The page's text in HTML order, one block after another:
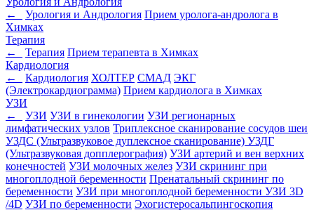
←
Урология и Андрология Прием уролога-андролога в
Химках
Терапия
←
Терапия Прием терапевта в Химках
Кардиология
←
Кардиология ХОЛТЕР СМАД ЭКГ
(Электрокардиограмма) Прием кардиолога в Химках
УЗИ
←
УЗИ УЗИ в гинекологии УЗИ регионарных
лимфатических узлов Триплексное сканирование сосудов шеи
УЗДС (Ультразвуковое дуплексное сканирование) УЗДГ
(Ультразвуковая допплерография) УЗИ артерий и вен верхних
конечностей УЗИ молочных желез УЗИ скрининг при
многоплодной беременности Пренатальный скрининг по
беременности УЗИ при многоплодной беременности УЗИ 3D
/4D УЗИ по беременности Эхогистеросальпингоскопия